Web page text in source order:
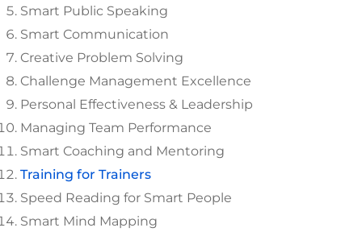
Smart Public Speaking
Smart Communication
Creative Problem Solving
Challenge Management Excellence
Personal Effectiveness & Leadership
Managing Team Performance
Smart Coaching and Mentoring
Training for Trainers
Speed Reading for Smart People
Smart Mind Mapping